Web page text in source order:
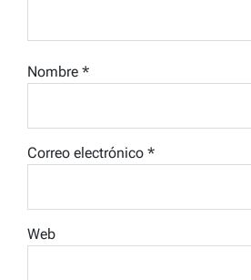
Nombre *
Correo electrónico *
Web